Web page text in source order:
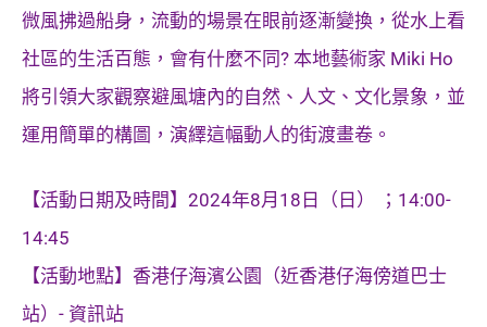
微風拂過船身，流動的場景在眼前逐漸變換，從水上看
社區的生活百態，會有什麼不同? 本地藝術家 Miki Ho
將引領大家觀察避風塘內的自然、人文、文化景象，並
運用簡單的構圖，演繹這幅動人的街渡畫卷。
【活動日期及時間】2024年8月18日（日） ；14:00-
14:45
【活動地點】香港仔海濱公園（近香港仔海傍道巴士
站）- 資訊站